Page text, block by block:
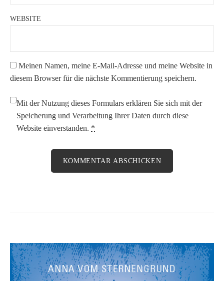
WEBSITE
Meinen Namen, meine E-Mail-Adresse und meine Website in
diesem Browser für die nächste Kommentierung speichern.
Mit der Nutzung dieses Formulars erklären Sie sich mit der
Speicherung und Verarbeitung Ihrer Daten durch diese
Website einverstanden. *